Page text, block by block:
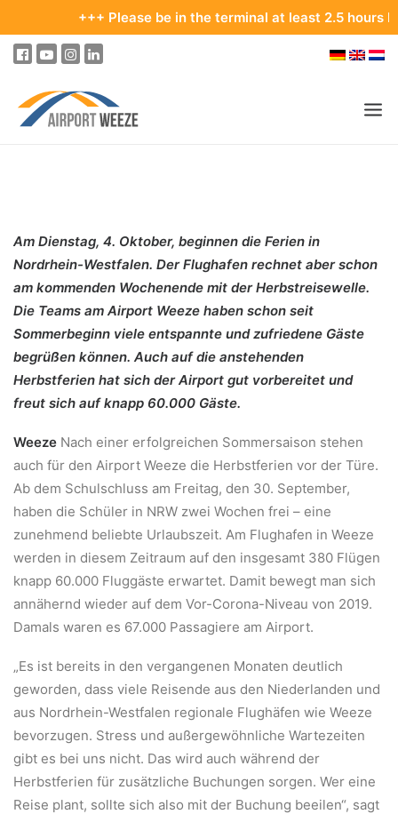
+++ Please be in the terminal at least 2.5 hours
FLIGHTS
HOW TO GET TO THE AIRPORT
PARKING
AT THE AIRPORT
OUR DESTINATIONS
Am Dienstag, 4. Oktober, beginnen die Ferien in
Nordrhein-Westfalen. Der Flughafen rechnet aber schon
am kommenden Wochenende mit der Herbstreisewelle.
Die Teams am Airport Weeze haben schon seit
Sommerbeginn viele entspannte und zufriedene Gäste
begrüßen können. Auch auf die anstehenden
Herbstferien hat sich der Airport gut vorbereitet und
freut sich auf knapp 60.000 Gäste.
Weeze Nach einer erfolgreichen Sommersaison stehen
auch für den Airport Weeze die Herbstferien vor der Türe.
Ab dem Schulschluss am Freitag, den 30. September,
haben die Schüler in NRW zwei Wochen frei – eine
zunehmend beliebte Urlaubszeit. Am Flughafen in Weeze
werden in diesem Zeitraum auf den insgesamt 380 Flügen
knapp 60.000 Fluggäste erwartet. Damit bewegt man sich
annähernd wieder auf dem Vor-Corona-Niveau von 2019.
Damals waren es 67.000 Passagiere am Airport.
„Es ist bereits in den vergangenen Monaten deutlich
geworden, dass viele Reisende aus den Niederlanden und
aus Nordrhein-Westfalen regionale Flughäfen wie Weeze
bevorzugen. Stress und außergewöhnliche Wartezeiten
gibt es bei uns nicht. Das wird auch während der
Herbstferien für zusätzliche Buchungen sorgen. Wer eine
Reise plant, sollte sich also mit der Buchung beeilen“, sagt